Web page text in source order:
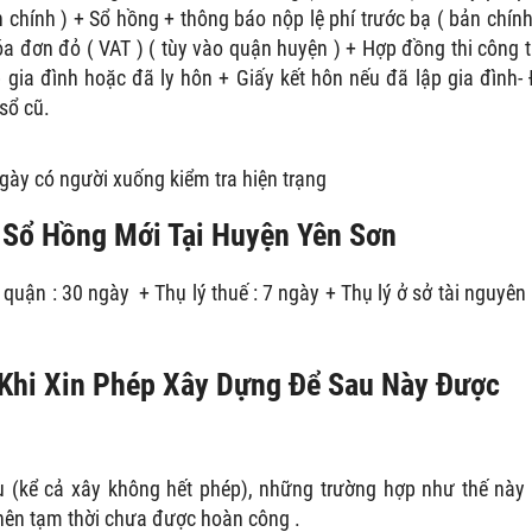
) + Sổ hồng + thông báo nộp lệ phí trước bạ ( bản
đơn đỏ ( VAT ) ( tùy vào quận huyện ) + Hợp đồng thi công
đình hoặc đã ly hôn + Giấy kết hôn nếu đã lập gia đình-
cũ.
có người xuống kiểm tra hiện trạng
Hồng Mới Tại Huyện Yên Sơn
: 30 ngày + Thụ lý thuế : 7 ngày + Thụ lý ở sở tài nguyên
Xin Phép Xây Dựng Để Sau Này Được
(kể cả xây không hết phép), những trường hợp như thế này
tạm thời chưa được hoàn công .